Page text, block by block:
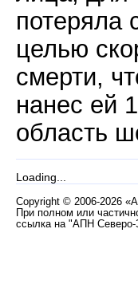
потеряла
целью
смерти,
нанес ей
область
Loading...
Copyright © 2006-2026
При полном или
ссылка на "АПН Северо-